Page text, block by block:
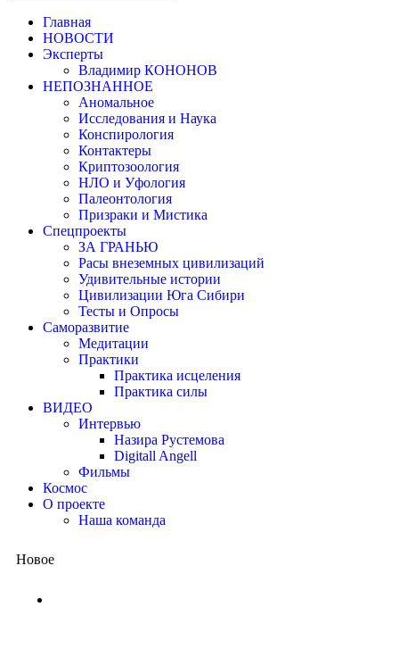
Главная
НОВОСТИ
Эксперты
Владимир КОНОНОВ
НЕПОЗНАННОЕ
Аномальное
Исследования и Наука
Конспирология
Контактеры
Криптозоология
НЛО и Уфология
Палеонтология
Призраки и Мистика
Спецпроекты
ЗА ГРАНЬЮ
Расы внеземных цивилизаций
Удивительные истории
Цивилизации Юга Сибири
Тесты и Опросы
Саморазвитие
Медитации
Практики
Практика исцеления
Практика силы
ВИДЕО
Интервью
Назира Рустемова
Digitall Angell
Фильмы
Космос
О проекте
Наша команда
Новое